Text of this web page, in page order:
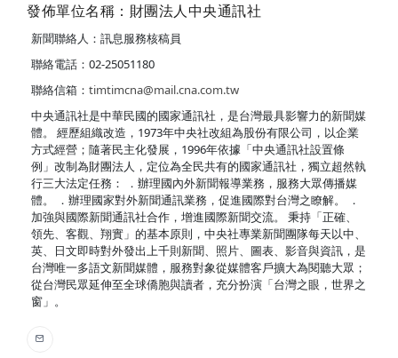
發佈單位名稱：財團法人中央通訊社
新聞聯絡人：訊息服務核稿員
聯絡電話：02-25051180
聯絡信箱： timtimcna@mail.cna.com.tw
中央通訊社是中華民國的國家通訊社，是台灣最具影響力的新聞媒
體。 經歷組織改造，1973年中央社改組為股份有限公司，以企業
方式經營；隨著民主化發展，1996年依據「中央通訊社設置條
例」改制為財團法人，定位為全民共有的國家通訊社，獨立超然執
行三大法定任務： ．辦理國內外新聞報導業務，服務大眾傳播媒
體。 ．辦理國家對外新聞通訊業務，促進國際對台灣之瞭解。 ．
加強與國際新聞通訊社合作，增進國際新聞交流。 秉持「正確、
領先、客觀、翔實」的基本原則，中央社專業新聞團隊每天以中、
英、日文即時對外發出上千則新聞、照片、圖表、影音與資訊，是
台灣唯一多語文新聞媒體，服務對象從媒體客戶擴大為閱聽大眾；
從台灣民眾延伸至全球僑胞與讀者，充分扮演「台灣之眼，世界之
窗」。